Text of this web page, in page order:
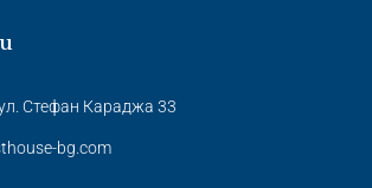
Стефан Караджа 33
bg.com